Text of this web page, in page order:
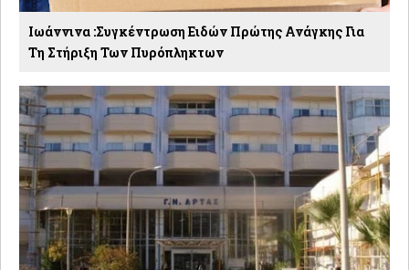
Ιωάννινα :Συγκέντρωση Ειδών Πρώτης Ανάγκης Για
Τη Στήριξη Των Πυρόπληκτων